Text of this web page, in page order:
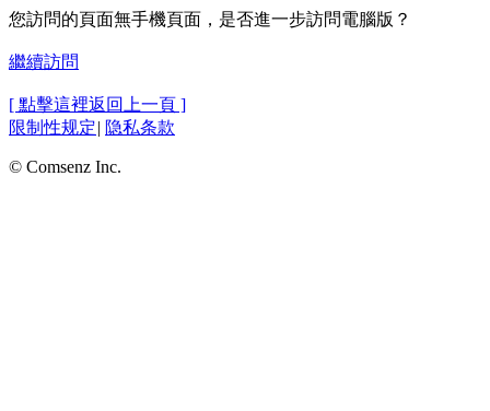
您訪問的頁面無手機頁面，是否進一步訪問電腦版？
繼續訪問
[ 點擊這裡返回上一頁 ]
限制性规定| 隐私条款
© Comsenz Inc.